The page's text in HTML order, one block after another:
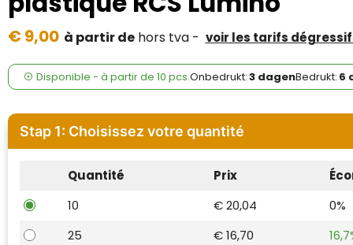
Fresh 'n Rebel
GolfOriginals
James Harvest
Kingcap
€ 9,00 à partir dehors tva - voir les tarifs
Disponible - à partir de 10 pcs.Onbedrukt:3 dagenBedrukt: 6
Stap 1: Choisissez votre quantité
Quantité Prix
10
€ 20,04
0%
25
€ 16,70